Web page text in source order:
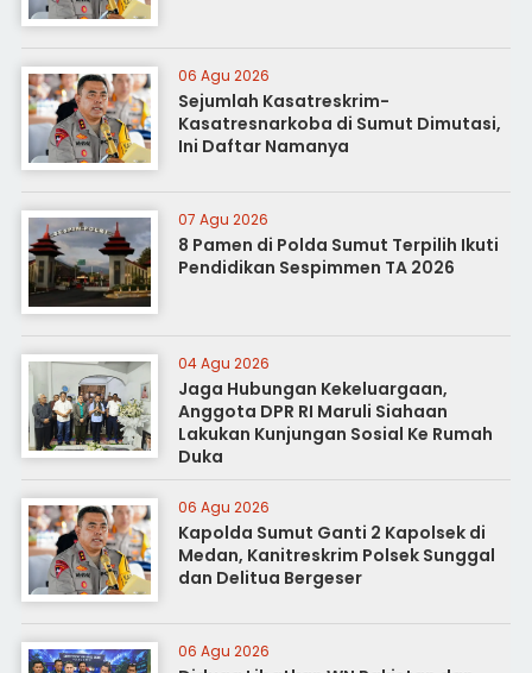
06 Agu 2026
Sejumlah Kasatreskrim-
Kasatresnarkoba di Sumut Dimutasi,
Ini Daftar Namanya
07 Agu 2026
8 Pamen di Polda Sumut Terpilih Ikuti
Pendidikan Sespimmen TA 2026
04 Agu 2026
Jaga Hubungan Kekeluargaan,
Anggota DPR RI Maruli Siahaan
Lakukan Kunjungan Sosial Ke Rumah
Duka
06 Agu 2026
Kapolda Sumut Ganti 2 Kapolsek di
Medan, Kanitreskrim Polsek Sunggal
dan Delitua Bergeser
06 Agu 2026